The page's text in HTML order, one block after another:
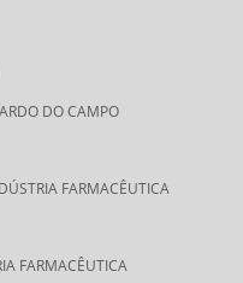
DO CAMPO
FARMACÊUTICA
FARMACÊUTICA